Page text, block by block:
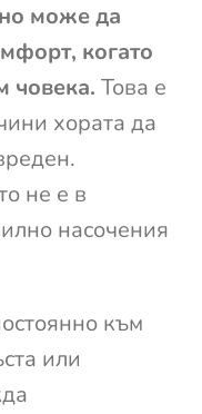
може да
когато
човека. Това е
хората да
не е в
насочения
към
или